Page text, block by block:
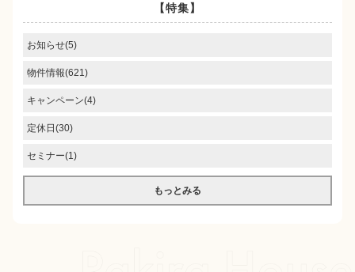
【特集】
お知らせ(5)
物件情報(621)
キャンペーン(4)
定休日(30)
セミナー(1)
もっとみる